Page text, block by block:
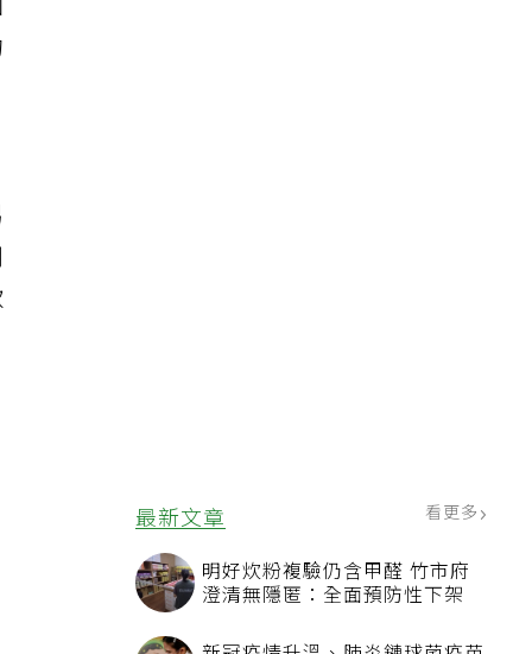
最新文章 看更多
明好炊粉複驗仍含甲醛 竹市府
澄清無隱匿：全面預防性下架